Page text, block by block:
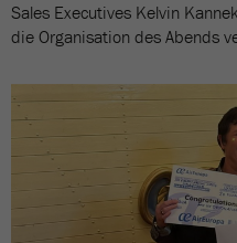
Sales Executives Kelvin
die Organisation des Abends